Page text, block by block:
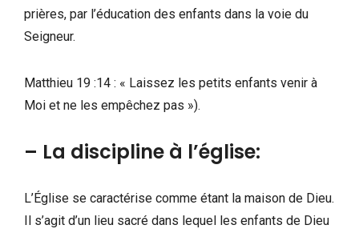
prières, par l’éducation des enfants dans la voie du
Seigneur.
Matthieu 19 :14 : « Laissez les petits enfants venir à
Moi et ne les empêchez pas »).
– La discipline à l’église:
L’Église se caractérise comme étant la maison de Dieu.
Il s’agit d’un lieu sacré dans lequel les enfants de Dieu